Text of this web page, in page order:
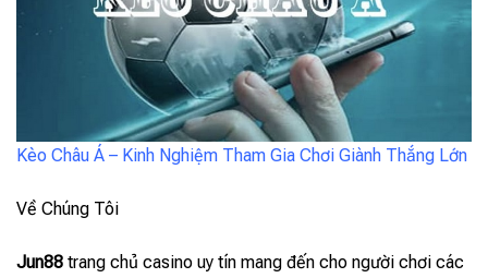
Kèo Châu Á – Kinh Nghiệm Tham Gia Chơi Giành Thắng Lớn
Về Chúng Tôi
Jun88 trang chủ casino uy tín mang đến cho người chơi các